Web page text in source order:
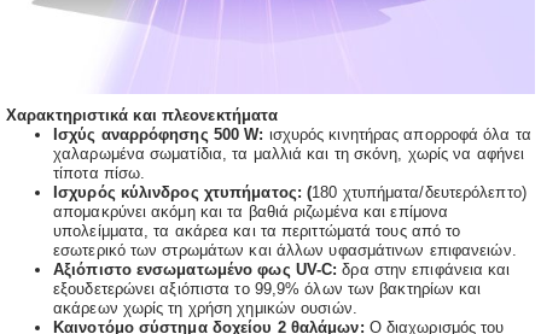
Χαρακτηριστικά και πλεονεκτήματα
Ισχύς αναρρόφησης 500 W: ισχυρός κινητήρας απορροφά όλα τα
χαλαρωμένα σωματίδια, τα μαλλιά και τη σκόνη, χωρίς να αφήνει
τίποτα πίσω.
Ισχυρός κύλινδρος χτυπήματος: (180 χτυπήματα/δευτερόλεπτο)
απομακρύνει ακόμη και τα βαθιά ριζωμένα και επίμονα
υπολείμματα, τα ακάρεα και τα περιττώματά τους από το
εσωτερικό των στρωμάτων και άλλων υφασμάτινων επιφανειών.
Αξιόπιστο ενσωματωμένο φως UV-C:δρα στην επιφάνεια και
εξουδετερώνει αξιόπιστα το 99,9% όλων των βακτηρίων και
ακάρεων χωρίς τη χρήση χημικών ουσιών.
Καινοτόμο σύστημα δοχείου 2 θαλάμων: Ο διαχωρισμός του